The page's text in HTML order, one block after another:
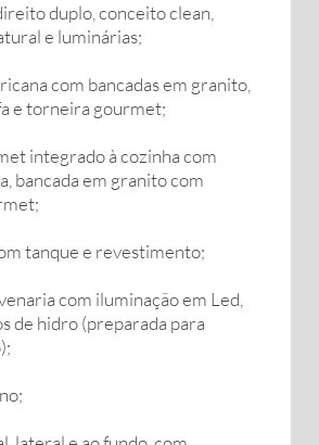
duplo, conceito clean,
e luminárias;
com bancadas em granito,
e torneira gourmet;
integrado à cozinha com
bancada em granito com
tanque e revestimento;
com iluminação em Led,
de hidro (preparada para